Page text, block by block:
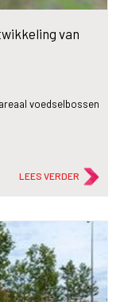
van
voedselbossen
LEES VERDER